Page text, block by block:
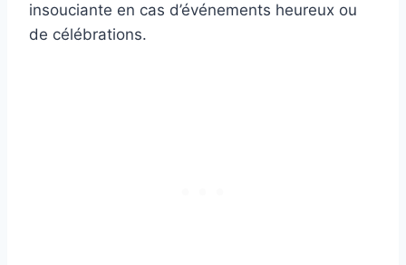
insouciante en cas d’événements heureux ou
de célébrations.